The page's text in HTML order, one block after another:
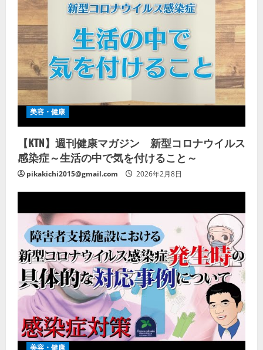
美容・健康
【KTN】週刊健康マガジン 新型コロナウイルス
感染症～生活の中で気を付けること～
pikakichi2015@gmail.com 2026年2月8日
美容・健康